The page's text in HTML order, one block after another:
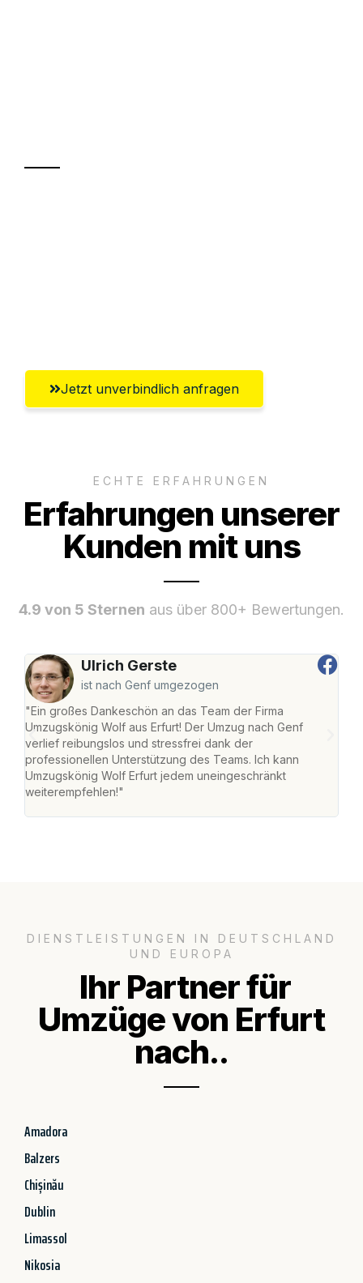
Jetzt unverbindlich anfragen
ECHTE ERFAHRUNGEN
Erfahrungen unserer
Kunden mit uns
4.9 von 5 Sternen aus über 800+ Bewertungen.
Ulrich Gerste
ist nach Genf umgezogen
"Ein großes Dankeschön an das Team der Firma
Umzugskönig Wolf aus Erfurt! Der Umzug nach Genf
verlief reibungslos und stressfrei dank der
professionellen Unterstützung des Teams. Ich kann
Umzugskönig Wolf Erfurt jedem uneingeschränkt
weiterempfehlen!"
DIENSTLEISTUNGEN IN DEUTSCHLAND
UND EUROPA
Ihr Partner für
Umzüge von Erfurt
nach..
Amadora
Balzers
Chișinău
Dublin
Limassol
Nikosia